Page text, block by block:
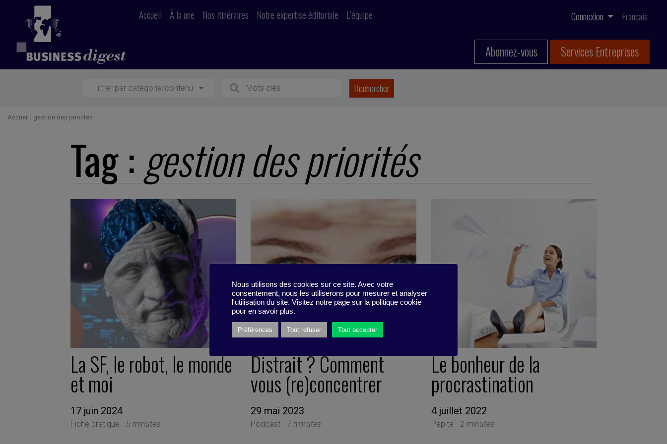
Accueil À la une Nos itinéraires Notre expertise éditoriale L’équipe Connexion Français
Abonnez-vous Services Entreprises
Filtrer par catégorie/contenu
Accueil | gestion des priorités
Tag : gestion des priorités
La SF, le robot, le monde
et moi
17 juin 2024
Fiche pratique - 5 minutes
Distrait ? Comment
vous (re)concentrer
29 mai 2023
Podcast - 7 minutes
Le bonheur de la
procrastination
4 juillet 2022
Pépite - 2 minutes
Nous utilisons des cookies sur ce site. Avec votre
consentement, nous les utiliserons pour mesurer et analyser
l'utilisation du site. Visitez notre page sur la politique cookie
pour en savoir plus.
Préférences Tout refuser Tout accepter